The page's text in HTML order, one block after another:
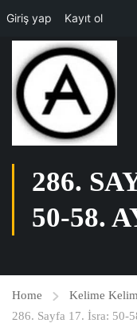
Giriş yap Kayıt ol
286.
50-58.
Home
Kelime
286. Sayfa 17. İsra: 50-